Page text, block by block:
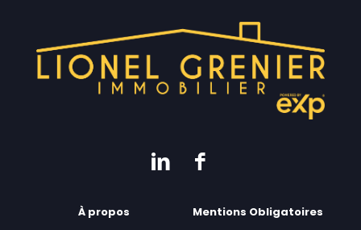
À propos
Mentions Obligatoires